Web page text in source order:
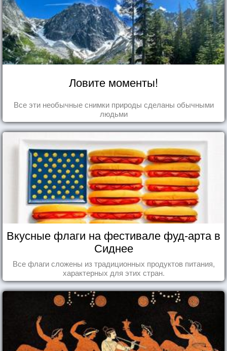
Ловите моменты!
Все эти необычные снимки природы сделаны обычными
людьми
Вкусные флаги на фестивале фуд-арта в
Сиднее
Все флаги сложены из традиционных продуктов питания,
характерных для этих стран.